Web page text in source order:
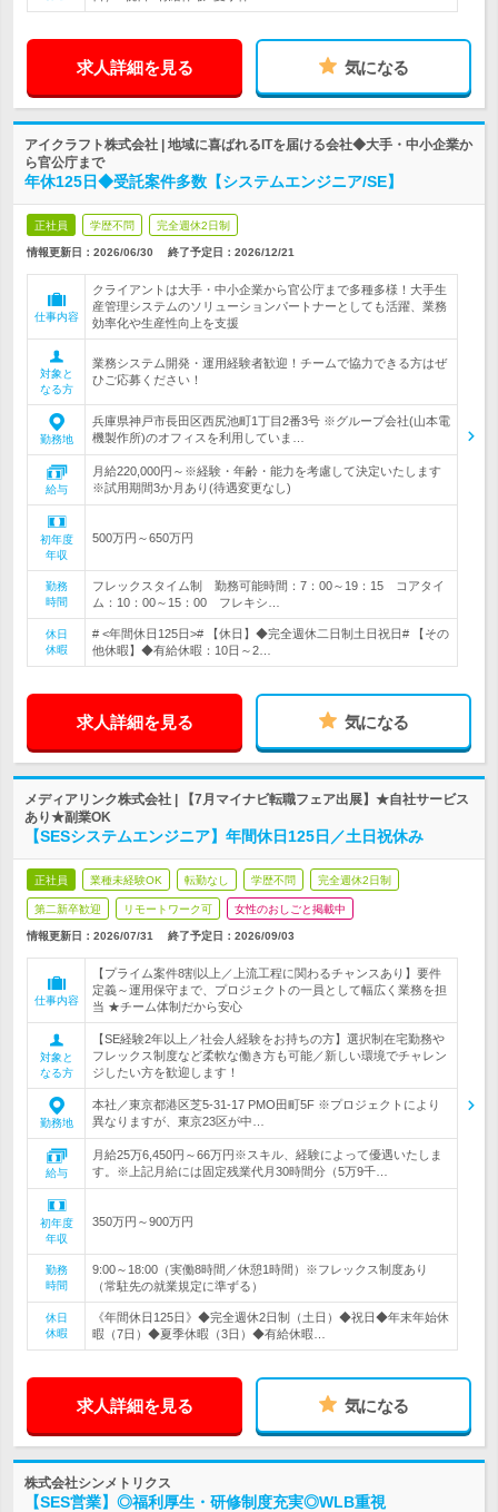
求人詳細を見る 気になる
アイクラフト株式会社 | 地域に喜ばれるITを届ける会社◆大手・中小企業か
ら官公庁まで
年休125日◆受託案件多数【システムエンジニア/SE】
正社員 学歴不問 完全週休2日制
情報更新日：2026/06/30 終了予定日： 2026/12/21
仕事内容
クライアントは大手・中小企業から官公庁まで多種多様！大手生
産管理システムのソリューションパートナーとしても活躍、業務
効率化や生産性向上を支援
対象と
なる方
業務システム開発・運用経験者歓迎！チームで協力できる方はぜ
ひご応募ください！
勤務地
兵庫県神戸市長田区西尻池町1丁目2番3号 ※グループ会社(山本電
機製作所)のオフィスを利用していま…
給与
月給220,000円～※経験・年齢・能力を考慮して決定いたします
※試用期間3か月あり(待遇変更なし)
初年度
年収
500万円～650万円
勤務
時間
フレックスタイム制 勤務可能時間：7：00～19：15 コアタイ
ム：10：00～15：00 フレキシ…
休日
休暇
# <年間休日125日># 【休日】◆完全週休二日制土日祝日# 【その
他休暇】◆有給休暇：10日～2…
求人詳細を見る 気になる
メディアリンク株式会社 | 【7月マイナビ転職フェア出展】★自社サービス
あり★副業OK
【SESシステムエンジニア】年間休日125日／土日祝休み
正社員 業種未経験OK 転勤なし 学歴不問 完全週休2日制
第二新卒歓迎 リモートワーク可 女性のおしごと掲載中
情報更新日：2026/07/31 終了予定日： 2026/09/03
仕事内容
【プライム案件8割以上／上流工程に関わるチャンスあり】要件
定義～運用保守まで、プロジェクトの一員として幅広く業務を担
当 ★チーム体制だから安心
対象と
なる方
【SE経験2年以上／社会人経験をお持ちの方】選択制在宅勤務や
フレックス制度など柔軟な働き方も可能／新しい環境でチャレン
ジしたい方を歓迎します！
勤務地
本社／東京都港区芝5-31-17 PMO田町5F ※プロジェクトにより
異なりますが、東京23区が中…
給与
月給25万6,450円～66万円※スキル、経験によって優遇いたしま
す。※上記月給には固定残業代月30時間分（5万9千…
初年度
年収
350万円～900万円
勤務
時間
9:00～18:00（実働8時間／休憩1時間）※フレックス制度あり
（常駐先の就業規定に準ずる）
休日
休暇
《年間休日125日》◆完全週休2日制（土日）◆祝日◆年末年始休
暇（7日）◆夏季休暇（3日）◆有給休暇…
求人詳細を見る 気になる
株式会社シンメトリクス
【SES営業】◎福利厚生・研修制度充実◎WLB重視